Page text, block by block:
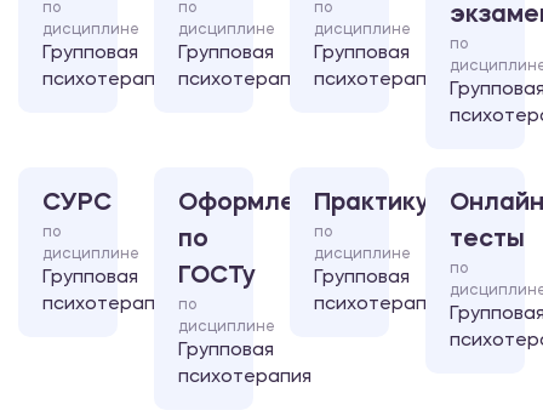
по
дисциплине
Групповая
психотерапия
по
дисциплине
Групповая
психотерапия
по
дисциплине
Групповая
психотерапия
по
СУРС
по
дисциплине
Групповая
психотерапия
Оформление
по
ГОСТу
по
дисциплине
Групповая
психотерапия
Практикум
по
дисциплине
Групповая
психотерапия
тесты
по